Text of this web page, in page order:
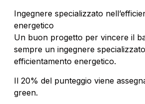
Ingegnere specializzato
energetico
Un buon progetto per vincere il
sempre un ingegnere
efficientamento energetico.
Il 20% del punteggio viene
green.